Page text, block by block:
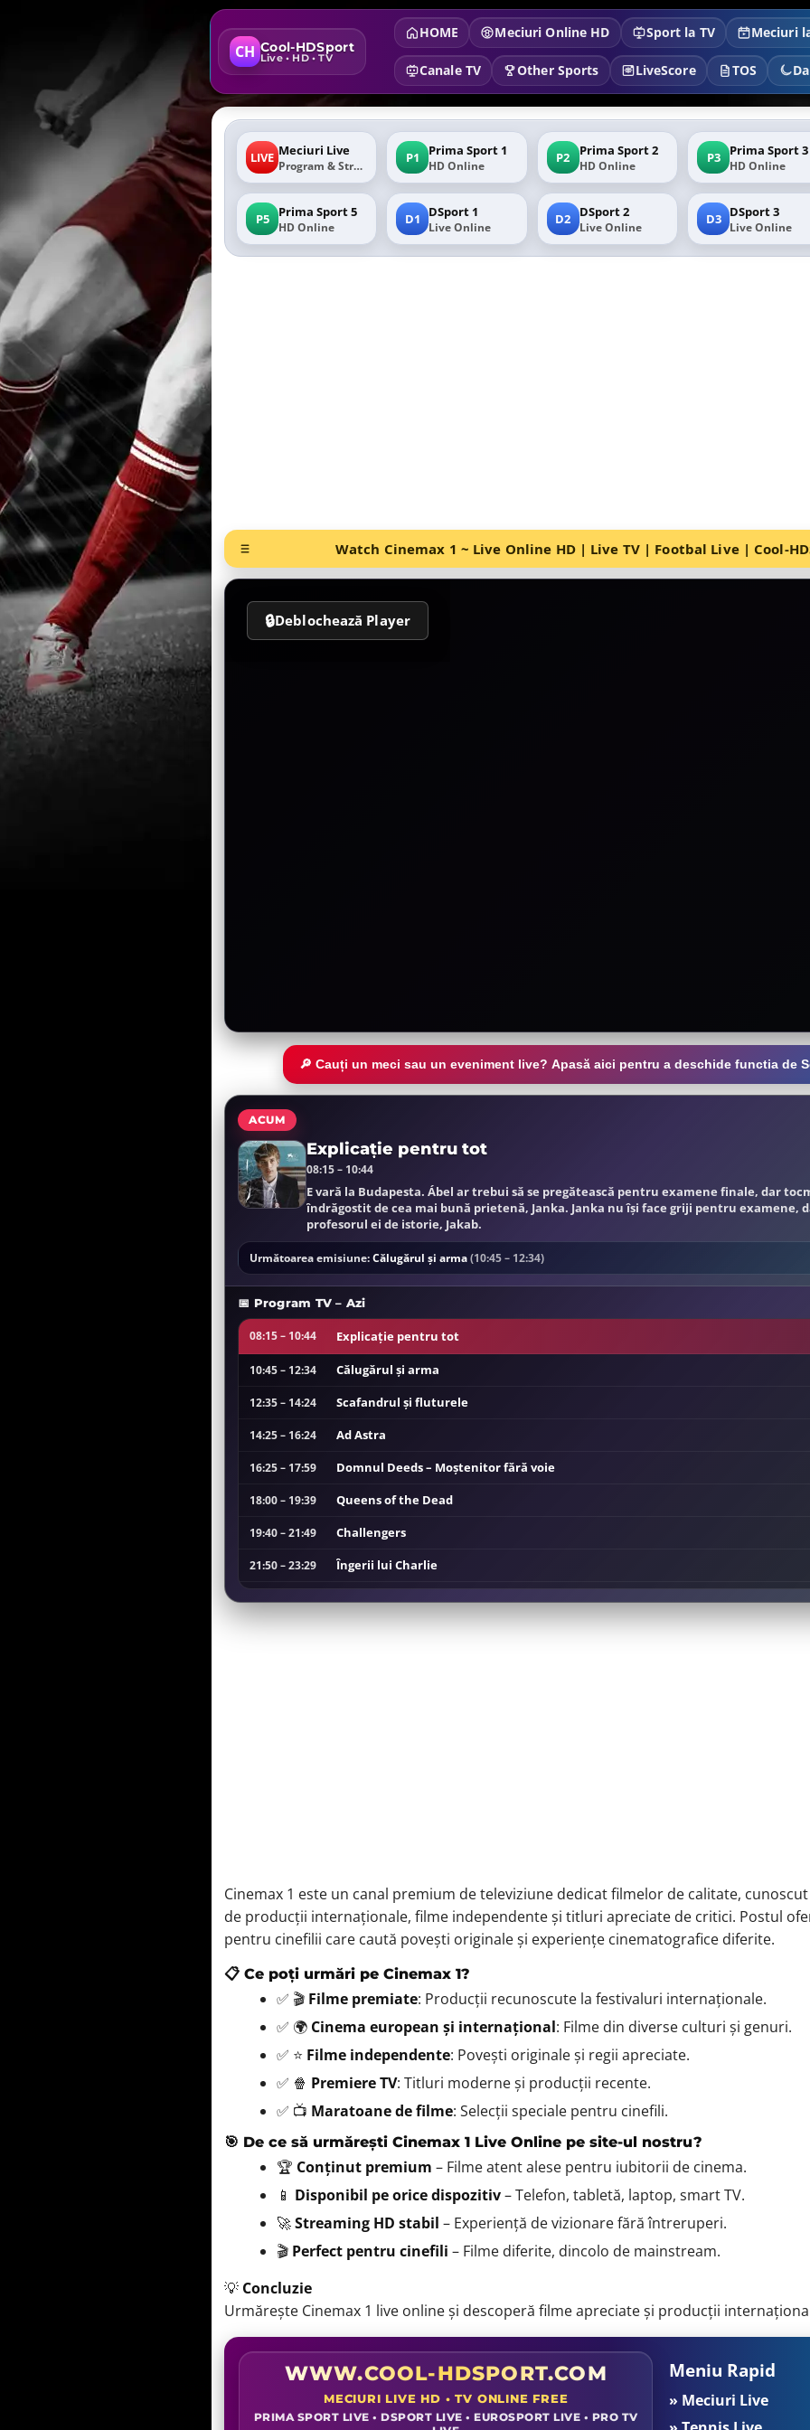
CH Cool-HDSport
Live • HD • TV
HOME Meciuri Online HD Sport la TV Meciuri
Canale TV Other Sports LiveScore TOS
LIVE Meciuri Live
Program & Stream P1 Prima Sport 1
HD Online P2 Prima Sport 2
HD Online P3 Prima Sport 3
HD Online
P5 Prima Sport 5
HD Online D1 DSport 1
Live Online D2 DSport 2
Live Online D3 DSport 3
Live Online
Watch Cinemax 1 ~ Live Online HD | Live TV | Footbal Live | Cool-
🔒Deblochează Player
🔎 Cauți un meci sau un eveniment live? Apasă aici pentru a deschide functia de
ACUM
Explicație pentru tot
08:15 – 10:44
E vară la Budapesta. Ábel ar trebui să se pregătească pentru examene finale, dar
îndrăgostit de cea mai bună prietenă, Janka. Janka nu își face griji pentru examene,
profesorul ei de istorie, Jakab.
Următoarea emisiune:Călugărul și arma(10:45 – 12:34)
📅 Program TV – Azi
08:15 – 10:44 Explicație pentru tot
10:45 – 12:34 Călugărul și arma
12:35 – 14:24 Scafandrul și fluturele
14:25 – 16:24 Ad Astra
16:25 – 17:59 Domnul Deeds – Moștenitor fără voie
18:00 – 19:39 Queens of the Dead
19:40 – 21:49 Challengers
21:50 – 23:29 Îngerii lui Charlie
Cinemax 1 este un canal premium de televiziune dedicat filmelor de calitate,
de producții internaționale, filme independente și titluri apreciate de critici. Postul
pentru cinefilii care caută povești originale și experiențe cinematografice diferite.
📋 Ce poți urmări pe Cinemax 1?
✅ 🎬 Filme premiate: Producții recunoscute la festivaluri internaționale.
✅ 🌍 Cinema european și internațional: Filme din diverse culturi și genuri.
✅ ⭐ Filme independente: Povești originale și regii apreciate.
✅ 🍿 Premiere TV: Titluri moderne și producții recente.
✅ 📺 Maratoane de filme: Selecții speciale pentru cinefili.
🎯 De ce să urmărești Cinemax 1 Live Online pe site-ul nostru?
🏆 Conținut premium – Filme atent alese pentru iubitorii de cinema.
📱 Disponibil pe orice dispozitiv– Telefon, tabletă, laptop, smart TV.
🚀Streaming HD stabil – Experiență de vizionare fără întreruperi.
🎬 Perfect pentru cinefili – Filme diferite, dincolo de mainstream.
💡 Concluzie
Urmărește Cinemax 1 live online și descoperă filme apreciate și producții
WWW.COOL-HDSPORT.COM
MECIURI LIVE HD • TV ONLINE FREE
PRIMA SPORT LIVE • DSPORT LIVE • EUROSPORT LIVE • PRO TV
Meniu Rapid
» Meciuri Live